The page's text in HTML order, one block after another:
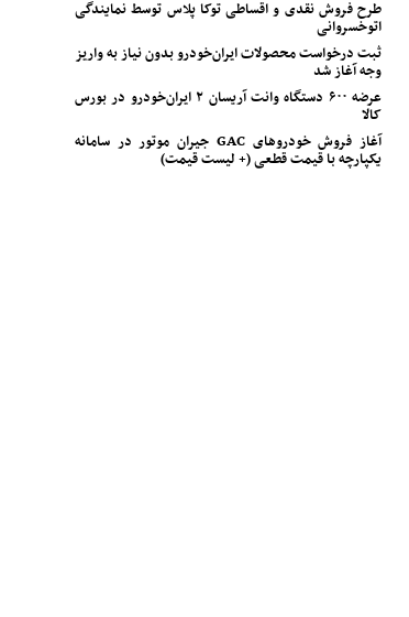
طرح فروش نقدی و اقساطی توکا پلاس توسط نمایندگی
اتوخسروانی
ثبت درخواست محصولات ایران‌خودرو بدون نیاز به واریز
وجه آغاز شد
عرضه ۶۰۰ دستگاه وانت آریسان ۲ ایران‌خودرو در بورس
کالا
آغاز فروش خودروهای GAC جیران موتور در سامانه
یکپارچه با قیمت قطعی (+ لیست قیمت)